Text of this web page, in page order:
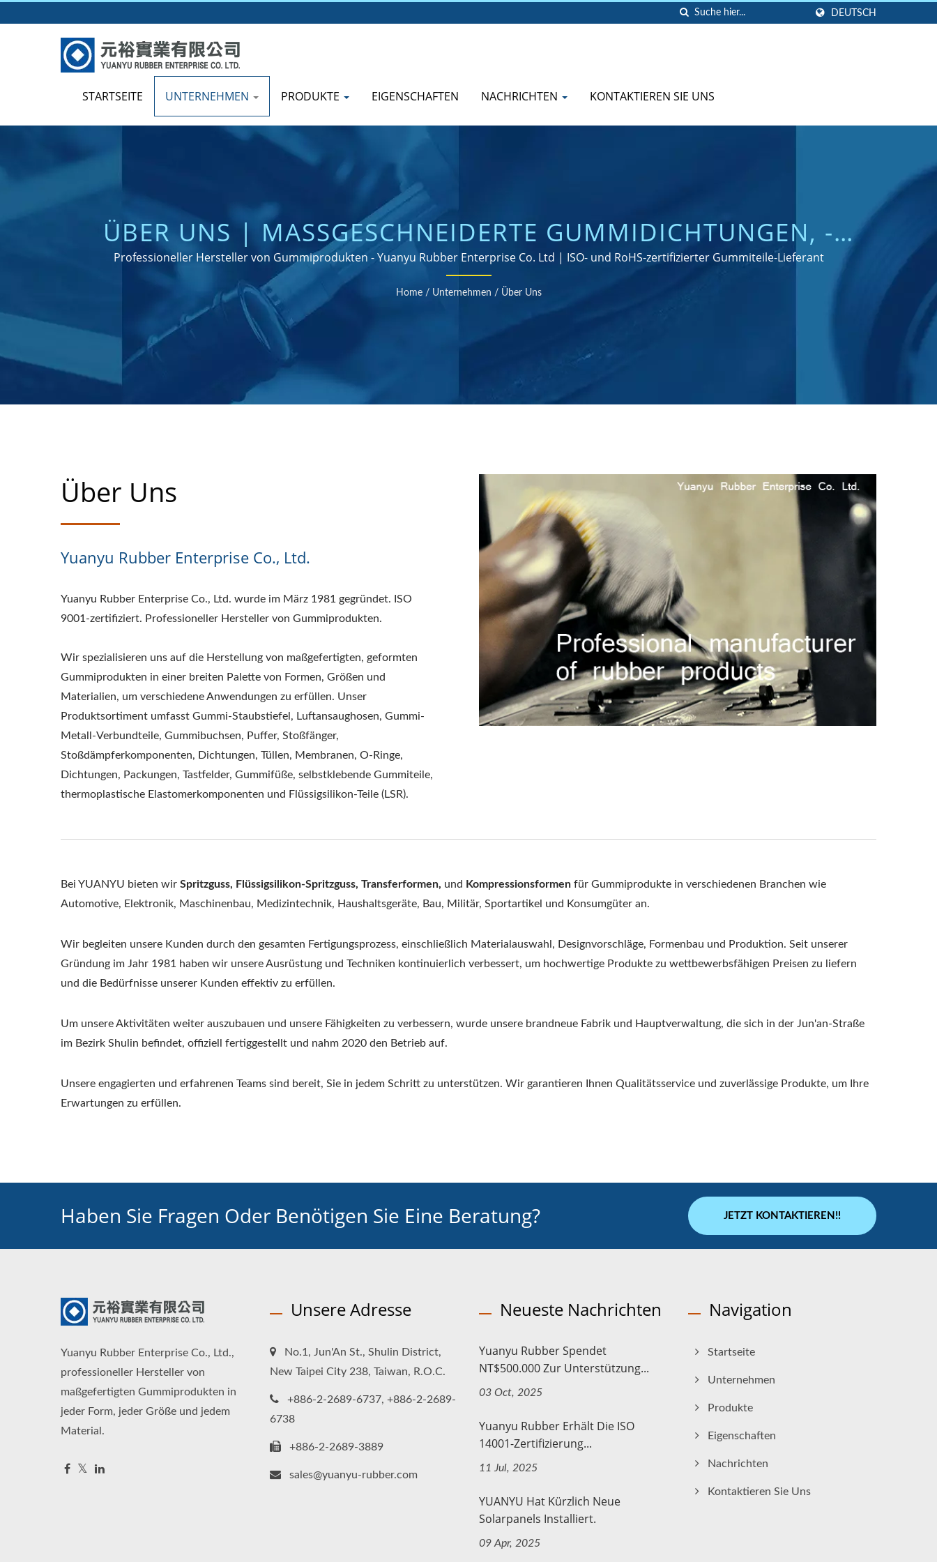
DEUTSCH
STARTSEITE UNTERNEHMEN PRODUKTE EIGENSCHAFTEN NACHRICHTEN KONTAKTIEREN SIE UNS
ÜBER UNS | MASSGESCHNEIDERTE GUMMIDICHTUNGEN, -S
IEGEL UND -DICHTUNGEN - ENTWICKELT FÜR LEISTUNG
Professioneller Hersteller von Gummiprodukten - Yuanyu Rubber Enterprise Co. Ltd | ISO- und RoHS-zertifizierter Gummiteile-Lieferant
Home / Unternehmen / Über Uns
Über Uns
Yuanyu Rubber Enterprise Co., Ltd.
Yuanyu Rubber Enterprise Co., Ltd. wurde im März 1981 gegründet. ISO
9001-zertifiziert. Professioneller Hersteller von Gummiprodukten.
Wir spezialisieren uns auf die Herstellung von maßgefertigten, geformten
Gummiprodukten in einer breiten Palette von Formen, Größen und
Materialien, um verschiedene Anwendungen zu erfüllen. Unser
Produktsortiment umfasst Gummi-Staubstiefel, Luftansaughosen, Gummi-
Metall-Verbundteile, Gummibuchsen, Puffer, Stoßfänger,
Stoßdämpferkomponenten, Dichtungen, Tüllen, Membranen, O-Ringe,
Dichtungen, Packungen, Tastfelder, Gummifüße, selbstklebende Gummiteile,
thermoplastische Elastomerkomponenten und Flüssigsilikon-Teile (LSR).
Bei YUANYU bieten wir Spritzguss, Flüssigsilikon-Spritzguss, Transferformen, und Kompressionsformen für Gummiprodukte in verschiedenen Branchen wie
Automotive, Elektronik, Maschinenbau, Medizintechnik, Haushaltsgeräte, Bau, Militär, Sportartikel und Konsumgüter an.
Wir begleiten unsere Kunden durch den gesamten Fertigungsprozess, einschließlich Materialauswahl, Designvorschläge, Formenbau und Produktion. Seit unserer
Gründung im Jahr 1981 haben wir unsere Ausrüstung und Techniken kontinuierlich verbessert, um hochwertige Produkte zu wettbewerbsfähigen Preisen zu liefern
und die Bedürfnisse unserer Kunden effektiv zu erfüllen.
Um unsere Aktivitäten weiter auszubauen und unsere Fähigkeiten zu verbessern, wurde unsere brandneue Fabrik und Hauptverwaltung, die sich in der Jun'an-Straße
im Bezirk Shulin befindet, offiziell fertiggestellt und nahm 2020 den Betrieb auf.
Unsere engagierten und erfahrenen Teams sind bereit, Sie in jedem Schritt zu unterstützen. Wir garantieren Ihnen Qualitätsservice und zuverlässige Produkte, um Ihre
Erwartungen zu erfüllen.
Haben Sie Fragen Oder Benötigen Sie Eine Beratung? JETZT KONTAKTIEREN!!
Yuanyu Rubber Enterprise Co., Ltd.,
professioneller Hersteller von
maßgefertigten Gummiprodukten in
jeder Form, jeder Größe und jedem
Material.
Unsere Adresse
No.1, Jun'An St., Shulin District,
New Taipei City 238, Taiwan, R.O.C.
+886-2-2689-6737, +886-2-2689-
6738
+886-2-2689-3889
sales@yuanyu-rubber.com
Neueste Nachrichten
Yuanyu Rubber Spendet
NT$500.000 Zur Unterstützung...
03 Oct, 2025
Yuanyu Rubber Erhält Die ISO
14001-Zertifizierung...
11 Jul, 2025
YUANYU Hat Kürzlich Neue
Solarpanels Installiert.
09 Apr, 2025
Navigation
Startseite
Unternehmen
Produkte
Eigenschaften
Nachrichten
Kontaktieren Sie Uns